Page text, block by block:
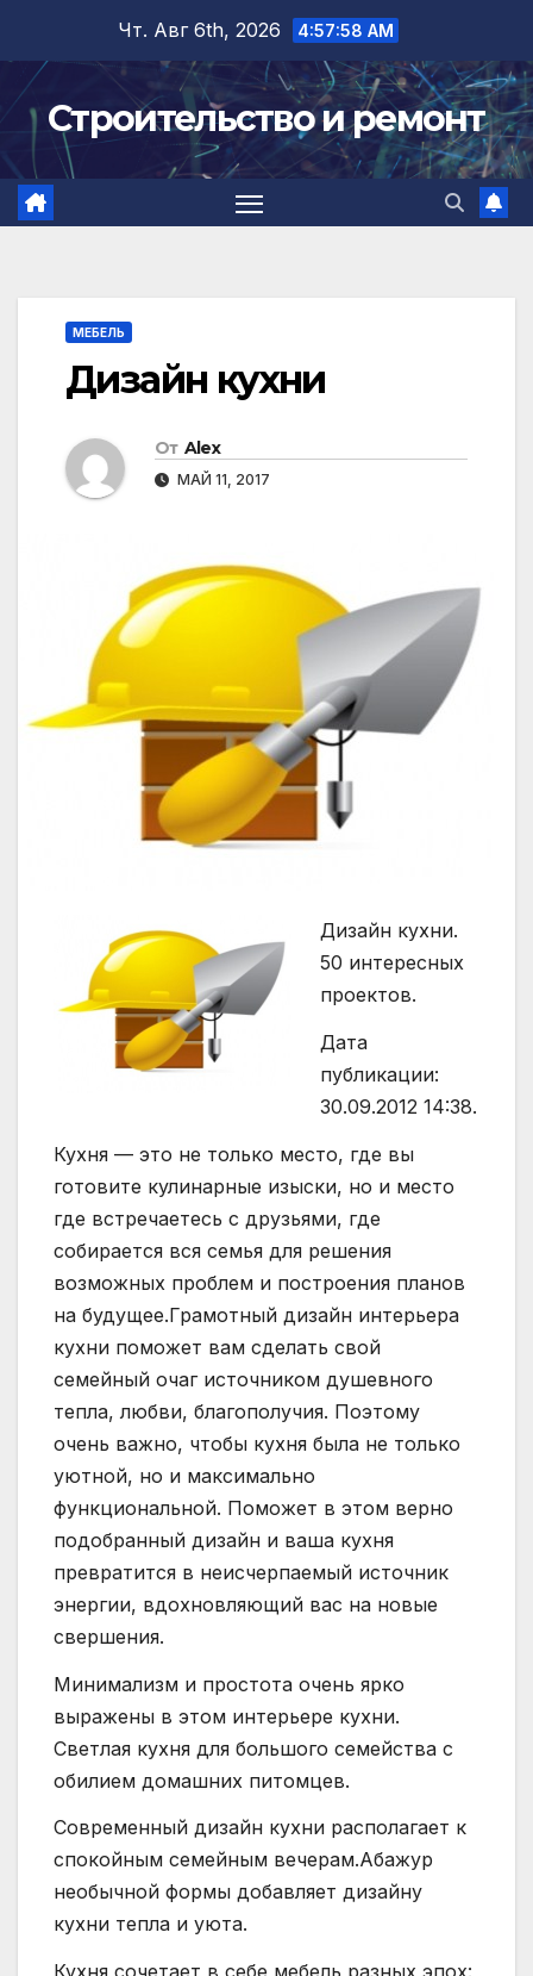
содержимому
Чт. Авг 6th, 2026 4:57:58 AM
Строительство и ремонт
МЕБЕЛЬ
Дизайн кухни
От Alex
МАЙ 11, 2017
Дизайн кухни.
50 интересных
проектов.
Дата
публикации:
30.09.2012 14:38.
Кухня — это не только место, где вы
готовите кулинарные изыски, но и место
где встречаетесь с друзьями, где
собирается вся семья для решения
возможных проблем и построения планов
на будущее.Грамотный дизайн интерьера
кухни поможет вам сделать свой
семейный очаг источником душевного
тепла, любви, благополучия. Поэтому
очень важно, чтобы кухня была не только
уютной, но и максимально
функциональной. Поможет в этом верно
подобранный дизайн и ваша кухня
превратится в неисчерпаемый источник
энергии, вдохновляющий вас на новые
свершения.
Минимализм и простота очень ярко
выражены в этом интерьере кухни.
Светлая кухня для большого семейства с
обилием домашних питомцев.
Современный дизайн кухни располагает к
спокойным семейным вечерам.Абажур
необычной формы добавляет дизайну
кухни тепла и уюта.